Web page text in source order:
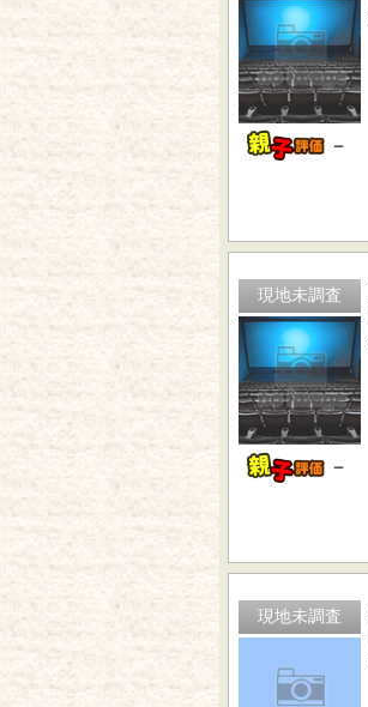
－
現地未調査
－
現地未調査